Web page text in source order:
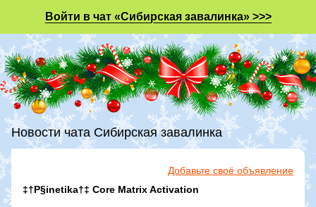
Войти в чат «Сибирская завалинка» >>>
Новости чата Сибирская завалинка
Добавьте своё объявление
‡†P§inetika†‡ Core Matrix Activation